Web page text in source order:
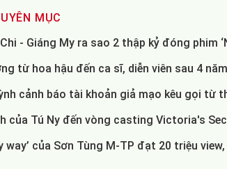
MỤC
- Giáng My ra sao 2 thập kỷ đóng phim
từ hoa hậu đến ca sĩ, diễn viên sau 4
cảnh báo tài khoản giả mạo kêu gọi từ
của Tú Ny đến vòng casting Victoria's
way’ của Sơn Tùng M-TP đạt 20 triệu